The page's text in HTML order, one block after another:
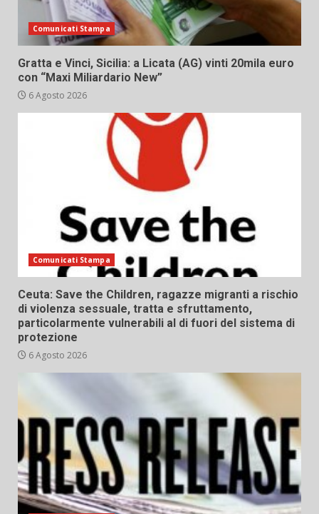
Comunicati Stampa
Gratta e Vinci, Sicilia: a Licata (AG) vinti 20mila euro
con “Maxi Miliardario New”
6 Agosto 2026
Comunicati Stampa
Ceuta: Save the Children, ragazze migranti a rischio
di violenza sessuale, tratta e sfruttamento,
particolarmente vulnerabili al di fuori del sistema di
protezione
6 Agosto 2026